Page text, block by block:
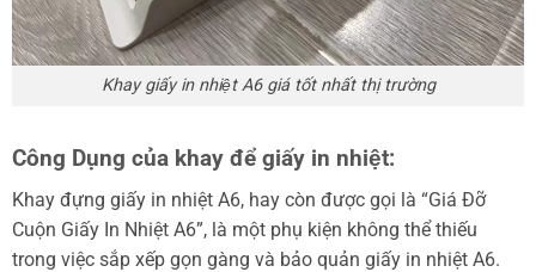
Khay giấy in nhiệt A6 giá tốt nhất thị trường
Công Dụng của khay để giấy in nhiệt:
Khay đựng giấy in nhiệt A6, hay còn được gọi là “Giá Đỡ
Cuộn Giấy In Nhiệt A6”, là một phụ kiện không thể thiếu
trong việc sắp xếp gọn gàng và bảo quản giấy in nhiệt A6.